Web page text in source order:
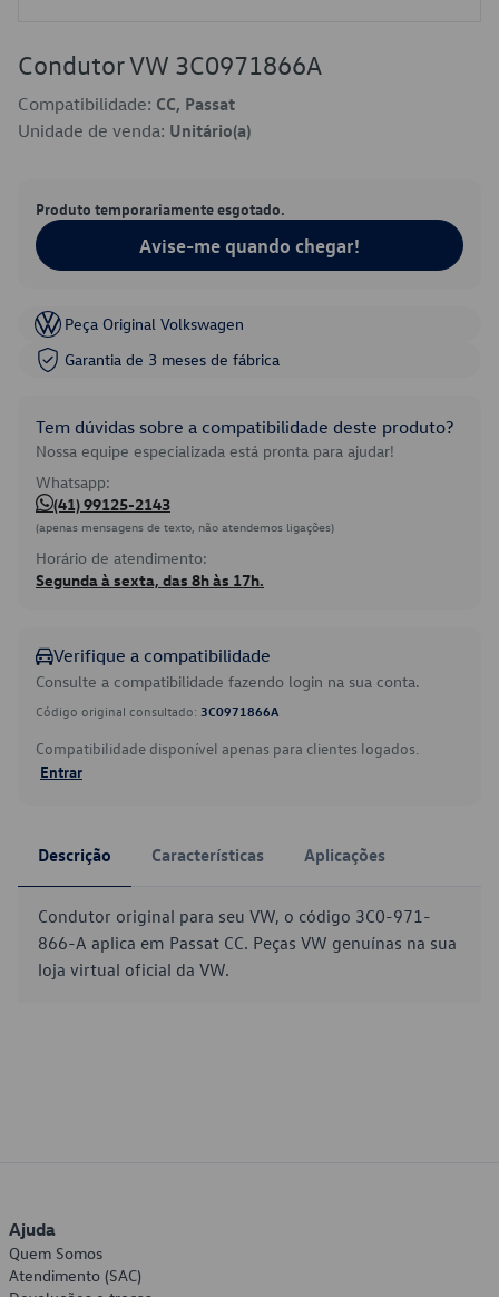
Condutor VW 3C0971866A
Compatibilidade: CC, Passat
Unidade de venda: Unitário(a)
Produto temporariamente esgotado.
Avise-me quando chegar!
Peça Original Volkswagen
Garantia de 3 meses de fábrica
Tem dúvidas sobre a compatibilidade deste produto?
Nossa equipe especializada está pronta para ajudar!
Whatsapp:
(41) 99125-2143
(apenas mensagens de texto, não atendemos ligações)
Horário de atendimento:
Segunda à sexta, das 8h às 17h.
Verifique a compatibilidade
Consulte a compatibilidade fazendo login na sua conta.
Código original consultado: 3C0971866A
Compatibilidade disponível apenas para clientes logados.
Entrar
Descrição Características Aplicações
Condutor original para seu VW, o código 3C0-971-
866-A aplica em Passat CC. Peças VW genuínas na sua
loja virtual oficial da VW.
Ajuda
Quem Somos
Atendimento (SAC)